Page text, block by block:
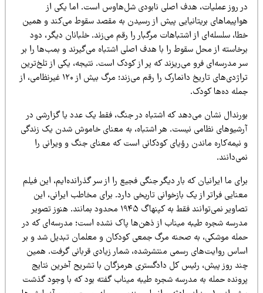
روز عملیات، هدف اصلی نابودی شل‌هاوس است. اما یکی از
بریتانیایی پیش از رسیدن به مقصد سقوط می‌کند و همین
سلسله‌ای از اشتباهات مرگبار را رقم می‌زند. خلبانان دیگر، دود
از محل سقوط را با هدف اصلی اشتباه می‌گیرند و بمب‌ها را بر
مدرسه‌ای فرو می‌ریزند که پر از کودک است. نتیجه، یکی از تلخ‌ترین
تراژدی‌های تاریخ دانمارک را رقم می‌زند؛ مرگ بیش از ۱۲۰ غیرنظامی، از
ده‌ها کودک.
نشان می‌دهد که اشتباه در جنگ، فقط یک عدد یا گزارشی در
نظامی نیست. هر اشتباه، به معنای خاموش شدن یک زندگی
نیمه‌کاره ماندن رؤیای کودکانی است که معنای جنگ و ویرانی را
ما ایرانیان که بار دیگر جنگی فجیع را از سر گذرانده‌ایم، این فیلم
فراتر از یک بازخوانی تاریخی دارد. برای مخاطب ایرانی، این
تصاویر نمی‌توانند فقط به کپنهاگ ۱۹۴۵ محدود بمانند. هنوز تصویر
شجره طیبه میناب از ذهن‌ها پاک نشده است؛ مدرسه‌ای که در
موشکی، به صحنه مرگ جمعی کودکان و معلمان تبدیل شد و بر
روایت‌های رسمی منتشرشده، شمار زیادی قربانی گرفت. همین
روز پیش، رئیس کل دادگستری هرمزگان با تشریح آخرین نتایج
حمله به مدرسه شجره طیبه میناب گفته بود که با وجود گذشت